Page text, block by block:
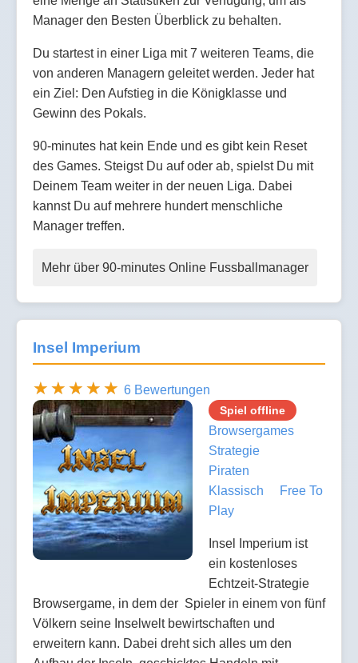
Manager den Besten Überblick zu behalten.
Du startest in einer Liga mit 7 weiteren Teams, die
von anderen Managern geleitet werden. Jeder hat
ein Ziel: Den Aufstieg in die Königklasse und
Gewinn des Pokals.
90-minutes hat kein Ende und es gibt kein Reset
des Games. Steigst Du auf oder ab, spielst Du mit
Deinem Team weiter in der neuen Liga. Dabei
kannst Du auf mehrere hundert menschliche
Manager treffen.
Mehr über 90-minutes Online Fussballmanager
Insel Imperium
6 Bewertungen
Spiel offline
Browsergames
Strategie
Piraten
Klassisch
Free To
Play
Insel Imperium ist
ein kostenloses
Echtzeit-Strategie
Browsergame, in dem der Spieler in einem von fünf
Völkern seine Inselwelt bewirtschaften und
erweitern kann. Dabei dreht sich alles um den